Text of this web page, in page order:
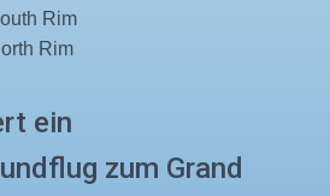
Rim
Rim
ein
zum Grand